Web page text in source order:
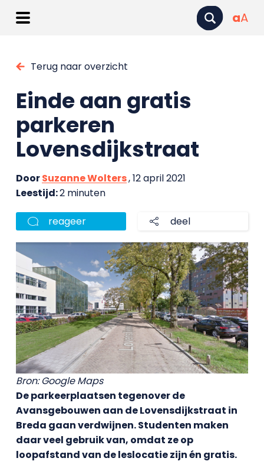
aA
Terug naar overzicht
Einde aan gratis
parkeren
Lovensdijkstraat
DoorSuzanne Wolters, 12 april 2021
Leestijd:2 minuten
reageer deel
Bron: Google Maps
De parkeerplaatsen tegenover de
Avansgebouwen aan de Lovensdijkstraat in
Breda gaan verdwijnen. Studenten maken
daar veel gebruik van, omdat ze op
loopafstand van de leslocatie zijn én gratis.